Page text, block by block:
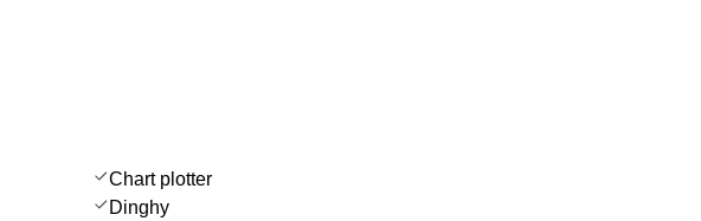
Chart plotter
Dinghy